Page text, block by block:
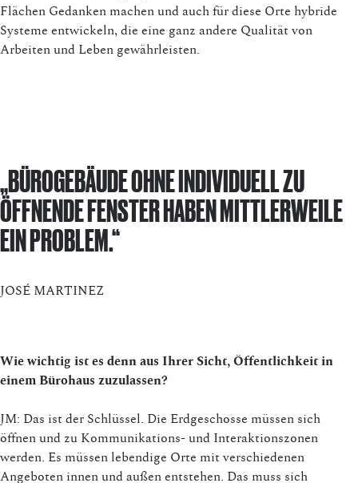
Flächen Gedanken machen und auch für diese Orte hybride
Systeme entwickeln, die eine ganz andere Qualität von
Arbeiten und Leben gewährleisten.
„BÜROGEBÄUDE OHNE INDIVIDUELL ZU
ÖFFNENDE FENSTER HABEN MITTLERWEILE
EIN PROBLEM.“
JOSÉ MARTINEZ
Wie wichtig ist es denn aus Ihrer Sicht, Öffentlichkeit in
einem Bürohaus zuzulassen?
JM: Das ist der Schlüssel. Die Erdgeschosse müssen sich
öffnen und zu Kommunikations- und Interaktionszonen
werden. Es müssen lebendige Orte mit verschiedenen
Angeboten innen und außen entstehen. Das muss sich